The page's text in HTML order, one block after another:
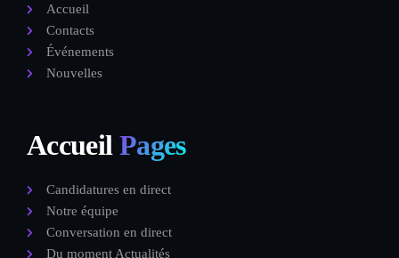
Accueil
Contacts
Événements
Nouvelles
AccueilPages
Candidatures en direct
Notre équipe
Conversation en direct
Du moment Actualités